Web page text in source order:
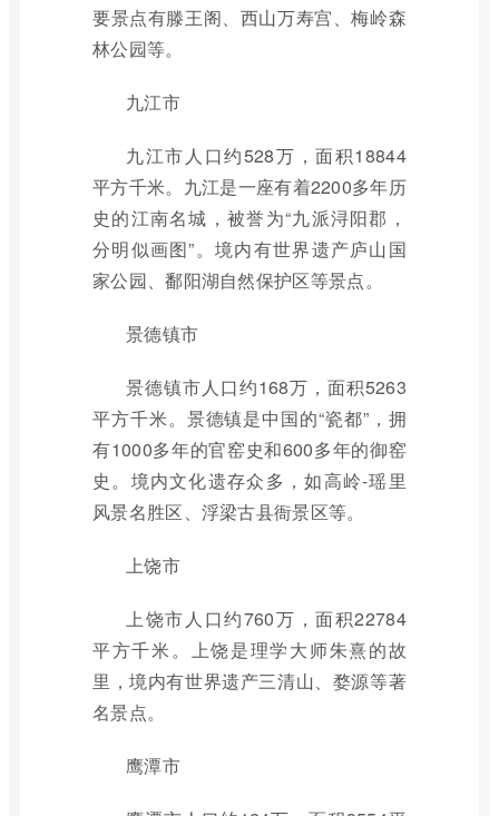
要景点有滕王阁、西山万寿宫、梅岭森
林公园等。
九江市
九江市人口约528万，面积18844
平方千米。九江是一座有着2200多年历
史的江南名城，被誉为“九派浔阳郡，
分明似画图”。境内有世界遗产庐山国
家公园、鄱阳湖自然保护区等景点。
景德镇市
景德镇市人口约168万，面积5263
平方千米。景德镇是中国的“瓷都”，拥
有1000多年的官窑史和600多年的御窑
史。境内文化遗存众多，如高岭-瑶里
风景名胜区、浮梁古县衙景区等。
上饶市
上饶市人口约760万，面积22784
平方千米。上饶是理学大师朱熹的故
里，境内有世界遗产三清山、婺源等著
名景点。
鹰潭市